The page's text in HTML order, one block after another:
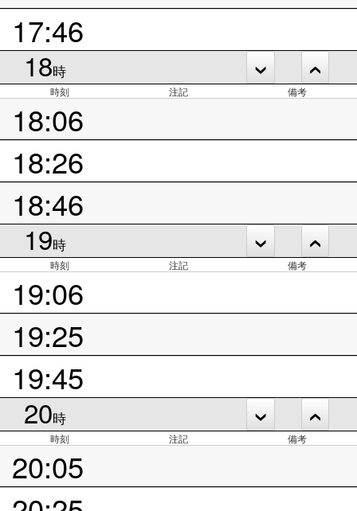
17:46
18時
時刻 注記 備考
18:06
18:26
18:46
19時
時刻 注記 備考
19:06
19:25
19:45
20時
時刻 注記 備考
20:05